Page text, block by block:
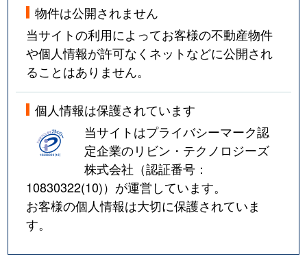
物件は公開されません
当サイトの利用によってお客様の不動産物件
や個人情報が許可なくネットなどに公開され
ることはありません。
個人情報は保護されています
当サイトはプライバシーマーク認
定企業のリビン・テクノロジーズ
株式会社（認証番号：
10830322(10)）が運営しています。
お客様の個人情報は大切に保護されていま
す。